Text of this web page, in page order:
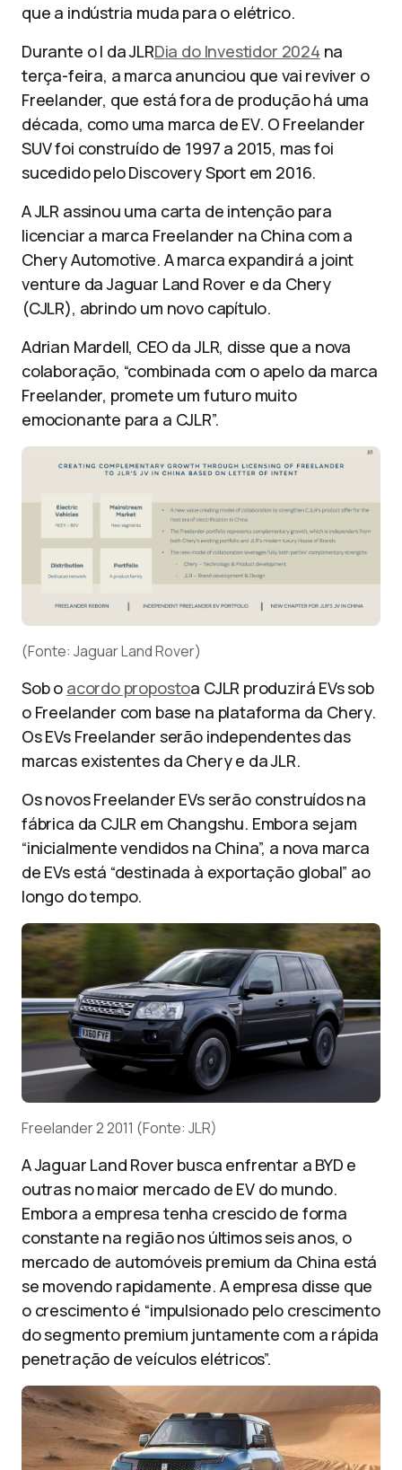
que a indústria muda para o elétrico.
Durante o I da JLRDia do Investidor 2024 na
terça-feira, a marca anunciou que vai reviver o
Freelander, que está fora de produção há uma
década, como uma marca de EV. O Freelander
SUV foi construído de 1997 a 2015, mas foi
sucedido pelo Discovery Sport em 2016.
A JLR assinou uma carta de intenção para
licenciar a marca Freelander na China com a
Chery Automotive. A marca expandirá a joint
venture da Jaguar Land Rover e da Chery
(CJLR), abrindo um novo capítulo.
Adrian Mardell, CEO da JLR, disse que a nova
colaboração, “combinada com o apelo da marca
Freelander, promete um futuro muito
emocionante para a CJLR”.
(Fonte: Jaguar Land Rover)
Sob o acordo propostoa CJLR produzirá EVs sob
o Freelander com base na plataforma da Chery.
Os EVs Freelander serão independentes das
marcas existentes da Chery e da JLR.
Os novos Freelander EVs serão construídos na
fábrica da CJLR em Changshu. Embora sejam
“inicialmente vendidos na China”, a nova marca
de EVs está “destinada à exportação global” ao
longo do tempo.
Freelander 2 2011 (Fonte: JLR)
A Jaguar Land Rover busca enfrentar a BYD e
outras no maior mercado de EV do mundo.
Embora a empresa tenha crescido de forma
constante na região nos últimos seis anos, o
mercado de automóveis premium da China está
se movendo rapidamente. A empresa disse que
o crescimento é “impulsionado pelo crescimento
do segmento premium juntamente com a rápida
penetração de veículos elétricos”.